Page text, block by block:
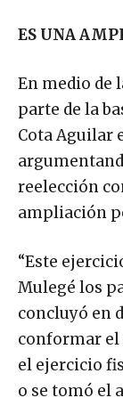
ES UNA
En medio de
parte de la
Cota Aguilar
reelección
ampliación
“Este
Mulegé los
concluyó en
conformar
el ejercicio
o se tomó el